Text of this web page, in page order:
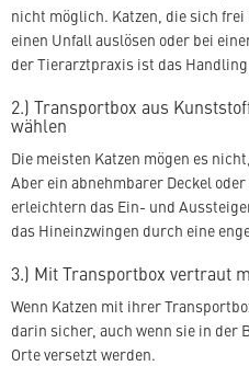
nicht möglich. Katzen, die sich
einen Unfall auslösen oder bei
der Tierarztpraxis ist das
2.) Transportbox aus
wählen
Die meisten Katzen mögen es
Aber ein abnehmbarer Deckel
erleichtern das Ein- und
das Hineinzwingen durch eine
3.) Mit Transportbox vertraut
Wenn Katzen mit ihrer
darin sicher, auch wenn sie in der
Orte versetzt werden.